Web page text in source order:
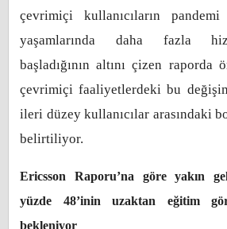
çevrimiçi kullanıcıların
yaşamlarında daha fazla
başladığının altını çizen raporda
çevrimiçi faaliyetlerdeki bu
ileri düzey kullanıcılar arasındaki
belirtiliyor.
Ericsson Raporu’na göre yakın
yüzde 48’inin uzaktan eğitim
bekleniyor